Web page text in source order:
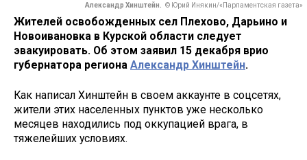
Александр Хинштейн. © Юрий Инякин/«Парламентская газета»
Жителей освобожденных сел Плехово, Дарьино и
Новоивановка в Курской области следует
эвакуировать. Об этом заявил 15 декабря врио
губернатора региона Александр Хинштейн.
Как написал Хинштейн в своем аккаунте в соцсетях,
жители этих населенных пунктов уже несколько
месяцев находились под оккупацией врага, в
тяжелейших условиях.